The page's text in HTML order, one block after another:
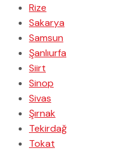
Rize
Sakarya
Samsun
Şanlıurfa
Siirt
Sinop
Sivas
Şırnak
Tekirdağ
Tokat